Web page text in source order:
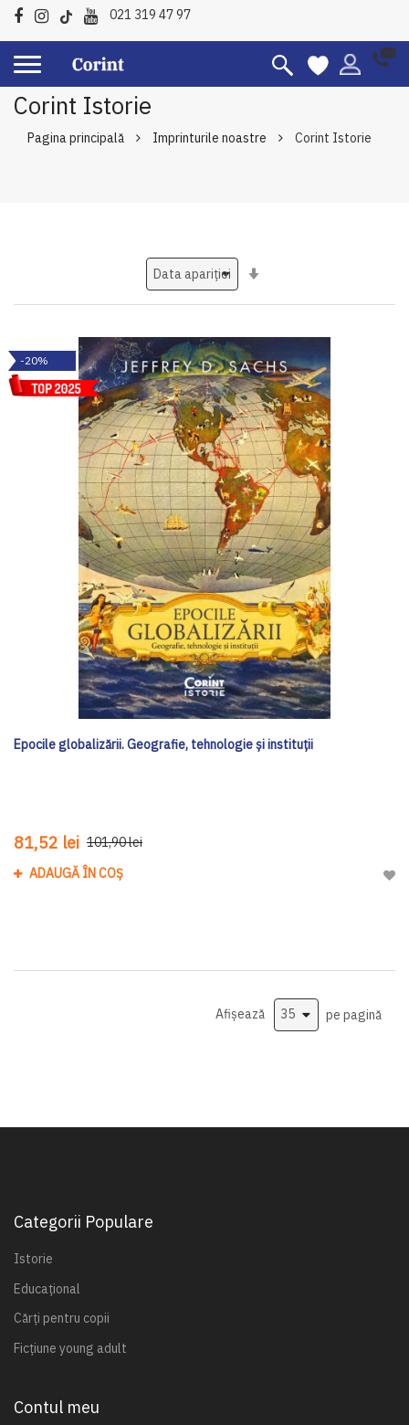
021 319 47 97
Corint Istorie
Pagina principală Imprinturile noastre Corint Istorie
-20%
Epocile globalizării. Geografie, tehnologie și instituții
81,52 lei 101,90 lei
ADAUGĂ ÎN COȘ
Afișează pe pagină
Categorii Populare
Istorie
Educațional
Cărți pentru copii
Ficțiune young adult
Contul meu